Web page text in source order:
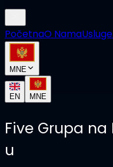
PočetnaO NamaUsluge
MNE
EN MNE
Five Grupa
u